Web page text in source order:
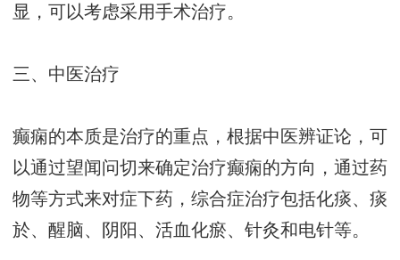
显，可以考虑采用手术治疗。
三、中医治疗
癫痫的本质是治疗的重点，根据中医辨证论，可
以通过望闻问切来确定治疗癫痫的方向，通过药
物等方式来对症下药，综合症治疗包括化痰、痰
於、醒脑、阴阳、活血化瘀、针灸和电针等。